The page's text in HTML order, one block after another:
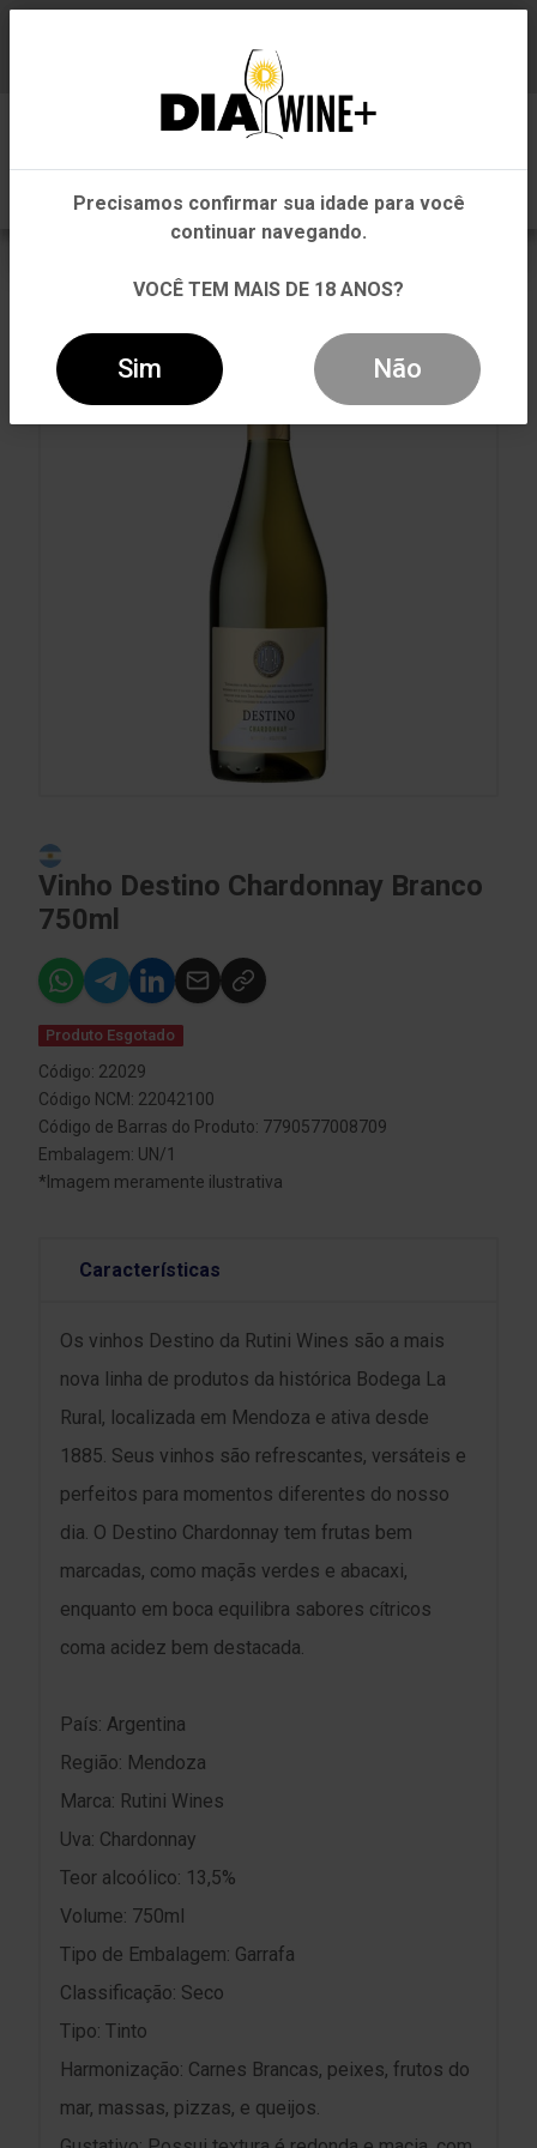
VINHO DESTINO CHARDONNAY BRANCO 750ML
Vinho Destino Chardonnay Branco
750ml
Produto Esgotado
Código: 22029
Código NCM: 22042100
Código de Barras do Produto: 7790577008709
Embalagem: UN/1
*Imagem meramente ilustrativa
Características
Os vinhos Destino da Rutini Wines são a mais
nova linha de produtos da histórica Bodega La
Rural, localizada em Mendoza e ativa desde
1885. Seus vinhos são refrescantes, versáteis e
perfeitos para momentos diferentes do nosso
dia. O Destino Chardonnay tem frutas bem
marcadas, como maçãs verdes e abacaxi,
enquanto em boca equilibra sabores cítricos
coma acidez bem destacada.
País: Argentina
Região: Mendoza
Marca: Rutini Wines
Uva: Chardonnay
Teor alcoólico: 13,5%
Volume: 750ml
Tipo de Embalagem: Garrafa
Classificação: Seco
Tipo: Tinto
Harmonização: Carnes Brancas, peixes, frutos do
mar, massas, pizzas, e queijos.
Em que Estado você está?
Pernambuco
Outros Estados
Precisamos confirmar sua idade para você
continuar navegando.
VOCÊ TEM MAIS DE 18 ANOS?
Sim Não